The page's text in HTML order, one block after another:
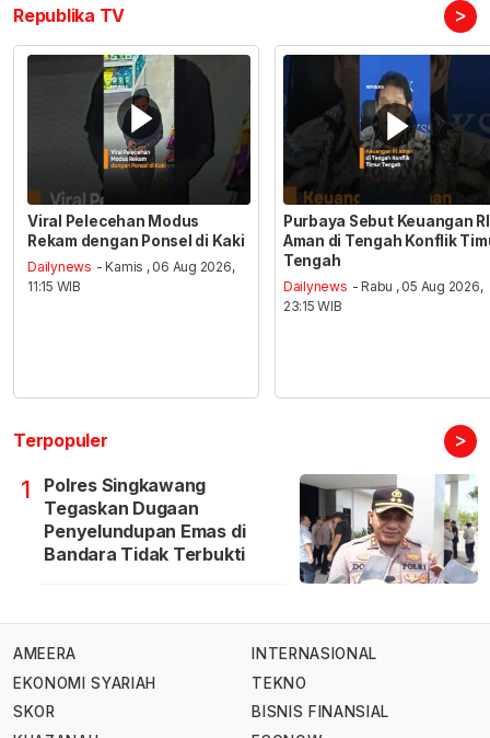
Republika TV >
Viral Pelecehan Modus
Rekam dengan Ponsel di Kaki
Dailynews - Kamis , 06 Aug 2026,
11:15 WIB
Purbaya Sebut Keuangan RI
Aman di Tengah Konflik
Tengah
Dailynews - Rabu , 05 Aug 2026,
23:15 WIB
Terpopuler >
1
Polres Singkawang
Tegaskan Dugaan
Penyelundupan Emas di
Bandara Tidak Terbukti
AMEERA
EKONOMI SYARIAH
SKOR
INTERNASIONAL
TEKNO
BISNIS FINANSIAL